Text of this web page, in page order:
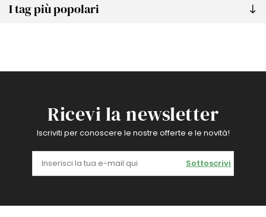
I tag più popolari
Ricevi la newsletter
Iscriviti per conoscere le nostre offerte e le novità!
Sottoscrivi